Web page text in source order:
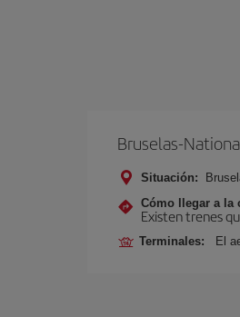
Bruselas-
Situación:
Cómo llegar a la
Existen trenes
Terminales: El